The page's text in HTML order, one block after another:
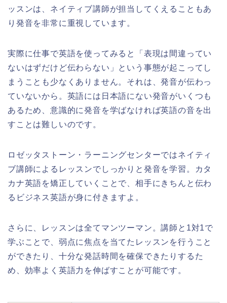
ッスンは、ネイティブ講師が担当してくえることもあ
り発音を非常に重視しています。
実際に仕事で英語を使ってみると「表現は間違ってい
ないはずだけど伝わらない」という事態が起こってし
まうことも少なくありません。それは、発音が伝わっ
ていないから。英語には日本語にない発音がいくつも
あるため、意識的に発音を学ばなければ英語の音を出
すことは難しいのです。
ロゼッタストーン・ラーニングセンターではネイティ
ブ講師によるレッスンでしっかりと発音を学習。カタ
カナ英語を矯正していくことで、相手にきちんと伝わ
るビジネス英語が身に付きますよ。
さらに、レッスンは全てマンツーマン。講師と1対1で
学ぶことで、弱点に焦点を当てたレッスンを行うこと
ができたり、十分な発話時間を確保できたりするた
め、効率よく英語力を伸ばすことが可能です。